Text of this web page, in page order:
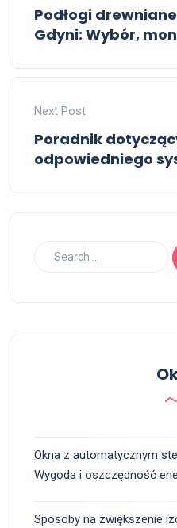
Podłogi
Gdyni: Wybór,
Next Post
Poradnik
odpowiedniego
Okna z automatycznym
Wygoda i oszczędność
Sposoby na zwiększenie